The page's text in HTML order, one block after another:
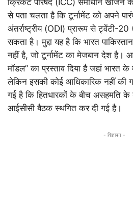
क्रिकेट परिषद (ICC) समाधान खोजने के
से पता चलता है कि टूर्नामेंट को अपने
अंतर्राष्ट्रीय (ODI) प्रारूप से ट्वेंटी-
सकता है। मुद्दा यह है कि भारत
नहीं है, जो टूर्नामेंट का मेजबान देश है।
मॉडल” का प्रस्ताव दिया है जहां भारत
लेकिन इसकी कोई आधिकारिक नहीं की
गई है कि हितधारकों के बीच असहमति के
आईसीसी बैठक स्थगित कर दी गई है।
- विज्ञापन -